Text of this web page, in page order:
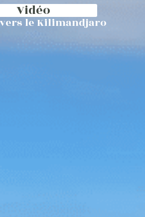
Vidéo
le Kilimandjaro